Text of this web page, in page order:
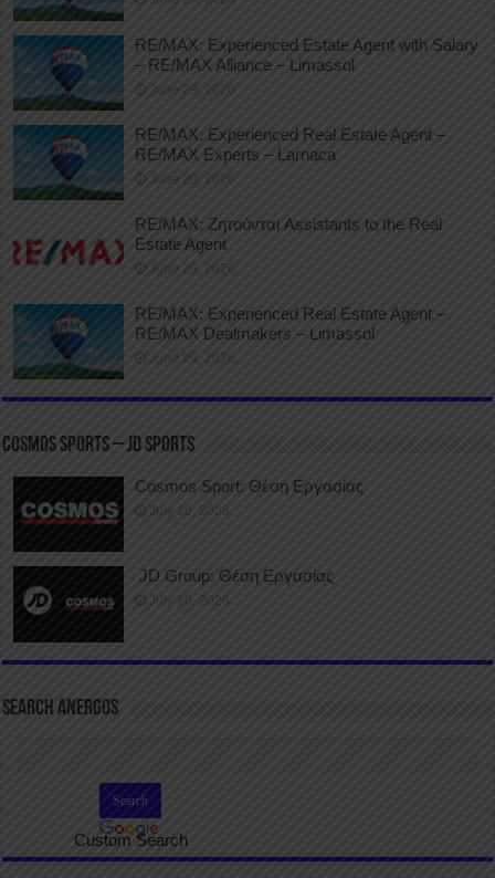
RE/MAX: Experienced Estate Agent with Salary
– RE/MAX Alliance – Limassol
June 29, 2026
RE/MAX: Experienced Real Estate Agent –
RE/MAX Experts – Larnaca
June 29, 2026
RE/MAX: Ζητούνται Assistants to the Real
Estate Agent
June 29, 2026
RE/MAX: Experienced Real Estate Agent –
RE/MAX Dealmakers – Limassol
June 29, 2026
COSMOS SPORTS – JD SPORTS
Cosmos Sport: Θέση Εργασίας
July 10, 2026
JD Group: Θέση Εργασίας
July 10, 2026
SEARCH ANERGOS
Custom Search